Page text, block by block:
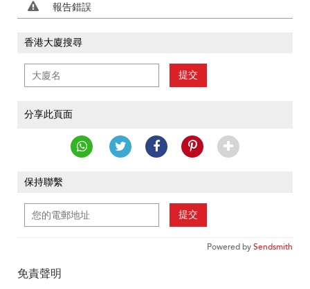
報告錯誤
香港大廈搜尋
提交
分享此頁面
保持聯繫
提交
Powered bySendsmith
免責聲明